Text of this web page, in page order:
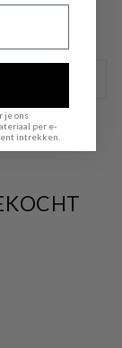
je ons
per e-
intrekken.